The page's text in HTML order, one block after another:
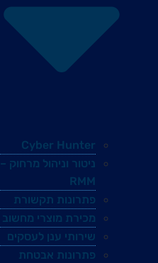
Cyber Hunter
ניטור וניהול מרחוק –
RMM
פתרונות תקשורת
מכירת מוצרי מחשוב
שירותי ענן לעסקים
פתרונות אבטחת